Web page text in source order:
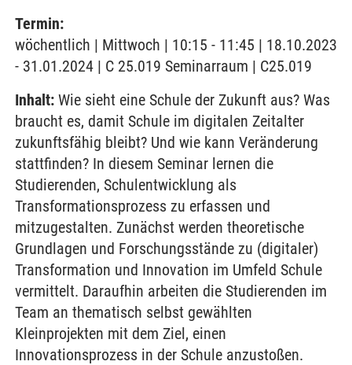
Termin:
wöchentlich | Mittwoch | 10:15 - 11:45 | 18.10.2023
- 31.01.2024 | C 25.019 Seminarraum | C25.019
Inhalt: Wie sieht eine Schule der Zukunft aus? Was
braucht es, damit Schule im digitalen Zeitalter
zukunftsfähig bleibt? Und wie kann Veränderung
stattfinden? In diesem Seminar lernen die
Studierenden, Schulentwicklung als
Transformationsprozess zu erfassen und
mitzugestalten. Zunächst werden theoretische
Grundlagen und Forschungsstände zu (digitaler)
Transformation und Innovation im Umfeld Schule
vermittelt. Daraufhin arbeiten die Studierenden im
Team an thematisch selbst gewählten
Kleinprojekten mit dem Ziel, einen
Innovationsprozess in der Schule anzustoßen.